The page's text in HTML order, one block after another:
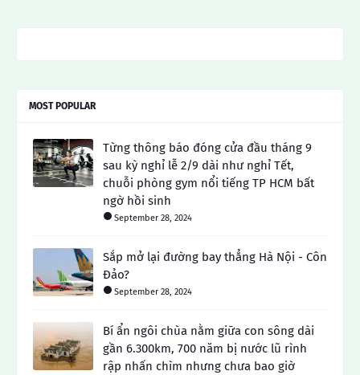
MOST POPULAR
Từng thông báo đóng cửa đầu tháng 9
sau kỳ nghỉ lễ 2/9 dài như nghỉ Tết,
chuỗi phòng gym nổi tiếng TP HCM bất
ngờ hồi sinh
September 28, 2024
Sắp mở lại đường bay thẳng Hà Nội - Côn
Đảo?
September 28, 2024
Bí ẩn ngôi chùa nằm giữa con sông dài
gần 6.300km, 700 năm bị nước lũ rình
rập nhấn chìm nhưng chưa bao giờ